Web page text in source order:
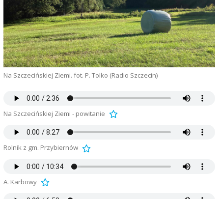
Na Szczecińskiej Ziemi. fot. P. Tolko (Radio Szczecin)
Na Szczecińskiej Ziemi - powitanie
Rolnik z gm. Przybiernów
A. Karbowy